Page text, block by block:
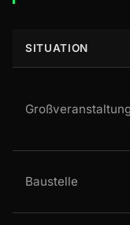
SITUATION
Großveranstaltung
Baustelle